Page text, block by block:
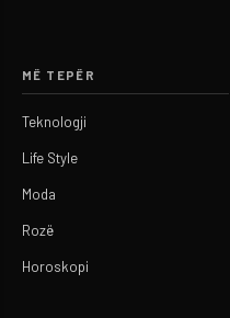
MË TEPËR
Teknologji
Life Style
Moda
Rozë
Horoskopi